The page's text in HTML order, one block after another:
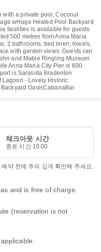
with a private pool, Coconut
wHuge Heated Pool Backyard
facilities is available for guests.
500 metres from Anna Maria
2 bathrooms, bed linen, towels,
with garden views. Guests can
and Mable Ringling Museum
Anna Maria City Pier is 600
is Sarasota Bradenton
Lagoon - Lovely Historic
OasisCabanaBar.
체크아웃 시간
종료 시간 10.00
약 전에 주의 깊게 확인해 주세요.
and is free of charge.
(reservation is not